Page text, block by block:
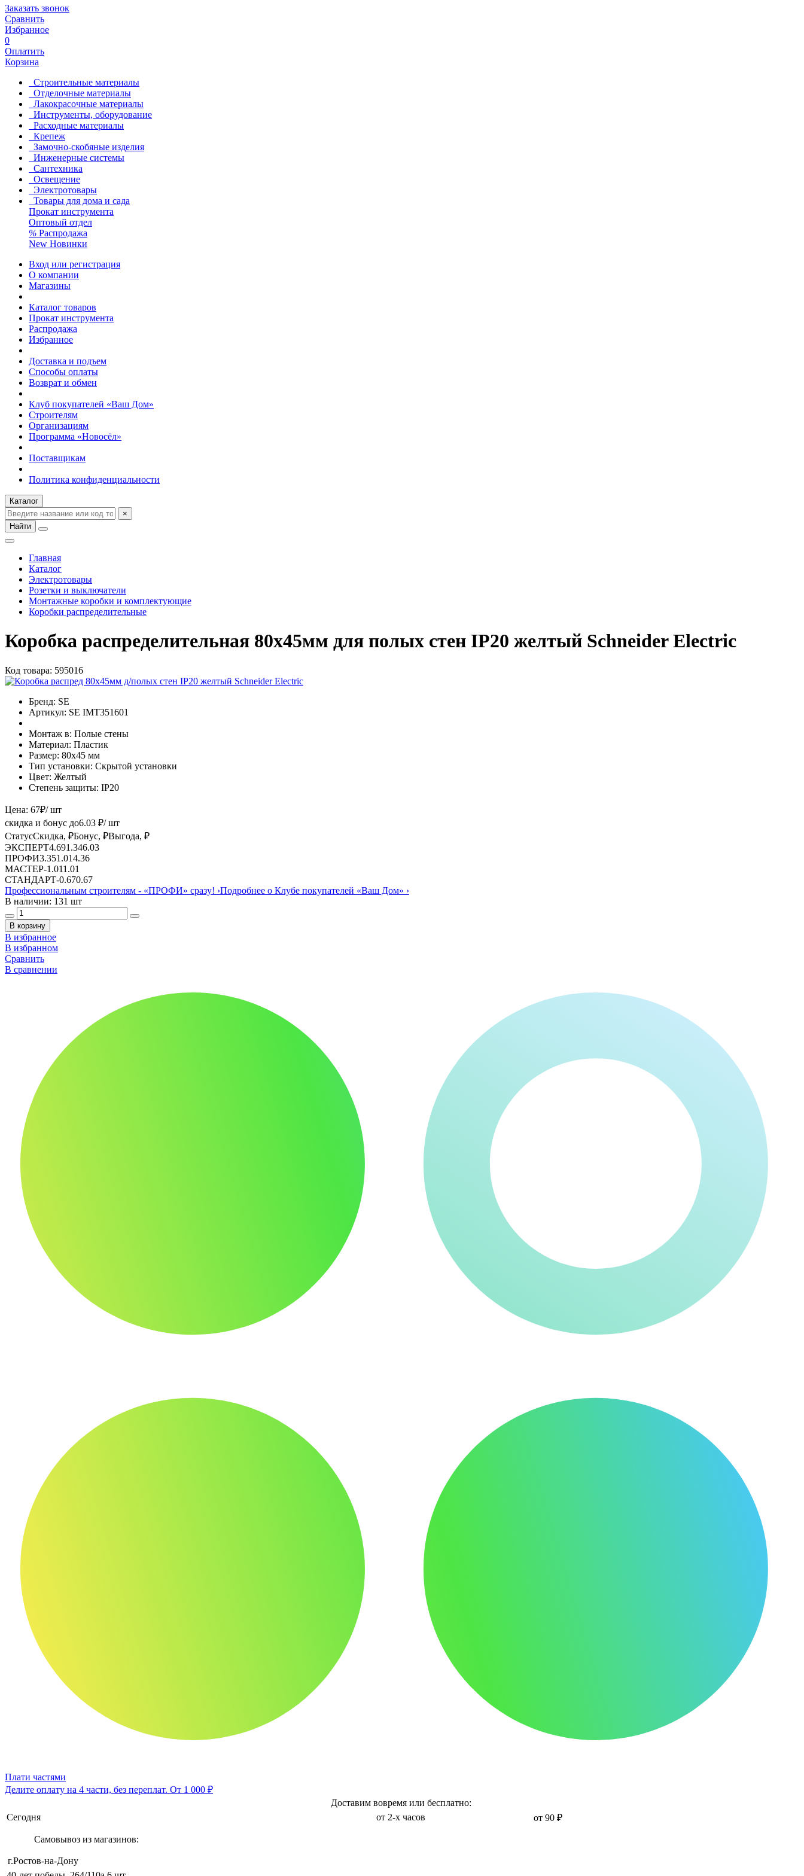
Заказать звонок
Сравнить
Избранное
0
Оплатить
Корзина
Строительные материалы
Отделочные материалы
Лакокрасочные материалы
Инструменты, оборудование
Расходные материалы
Крепеж
Замочно-скобяные изделия
Инженерные системы
Сантехника
Освещение
Электротовары
Товары для дома и сада
Прокат инструмента
Оптовый отдел
% Распродажа
New Новинки
Вход или регистрация
О компании
Магазины
Каталог товаров
Прокат инструмента
Распродажа
Избранное
Доставка и подъем
Способы оплаты
Возврат и обмен
Клуб покупателей «Ваш Дом»
Строителям
Организациям
Программа «Новосёл»
Поставщикам
Политика конфиденциальности
Каталог
×
Найти
Главная
Каталог
Электротовары
Розетки и выключатели
Монтажные коробки и комплектующие
Коробки распределительные
Коробка распределительная 80х45мм для полых стен IP20 желтый Schneider Electric
Код товара: 595016
Бренд: SE
Артикул: SE IMT351601
Монтаж в: Полые стены
Материал: Пластик
Размер: 80х45 мм
Тип установки: Скрытой установки
Цвет: Желтый
Степень защиты: IP20
Цена: 67₽/ шт
скидка и бонус до6.03 ₽/ шт
СтатусСкидка, ₽Бонус, ₽Выгода, ₽
ЭКСПЕРТ4.691.346.03
ПРОФИ3.351.014.36
МАСТЕР-1.011.01
СТАНДАРТ-0.670.67
Профессиональным строителям - «ПРОФИ» сразу! ›Подробнее о Клубе покупателей «Ваш Дом» ›
В наличии: 131 шт
В корзину
В избранное
В избранном
Сравнить
В сравнении
Плати частями
Делите оплату на 4 части, без переплат. От 1 000 ₽
Доставим вовремя или бесплатно:
Сегодня
от 2-х часов от 90 ₽
Самовывоз из магазинов:
г.Ростов-на-Дону